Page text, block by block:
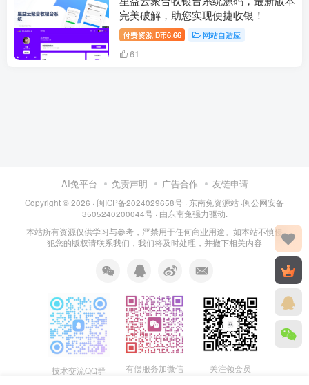
完美破解，助您实现便捷收银！
付费资源 D币6.66 网站自适应
61
AI兔平台 免责声明 广告合作 友链申请
Copyright © 2026 · 闽ICP备2024029658号 · 东南兔资源站 ·闽公网安备
3505240200044号· 由东南兔强力驱动.
本站所有资源仅供学习与参考，严禁用于任何商业用途。如本站不慎侵
犯您的版权请联系我们，我们将及时处理，并撤下相关内容
技术交流QQ群 有偿服务加微信 关注领会员